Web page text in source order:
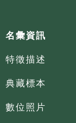
名彙資訊
特徵描述
典藏標本
數位照片